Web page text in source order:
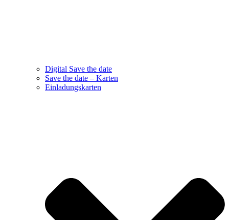
Digital Save the date
Save the date – Karten
Einladungskarten